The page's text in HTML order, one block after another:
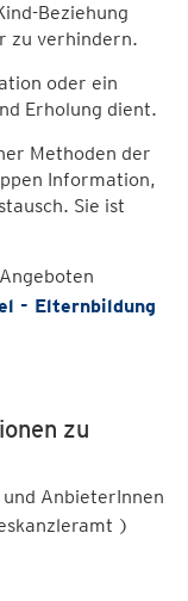
Beziehung
zu verhindern.
oder ein
Erholung dient.
Methoden der
Information,
Sie ist
- Elternbildung
zu
und AnbieterInnen
)